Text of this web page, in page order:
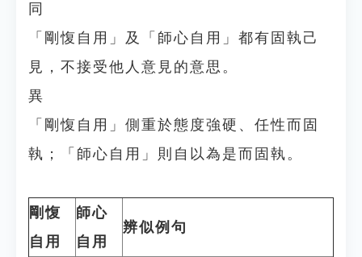
同
「剛愎自用」及「師心自用」都有固執己
見，不接受他人意見的意思。
異
「剛愎自用」側重於態度強硬、任性而固
執；「師心自用」則自以為是而固執。
剛愎
自用
師心
自用
辨似例句